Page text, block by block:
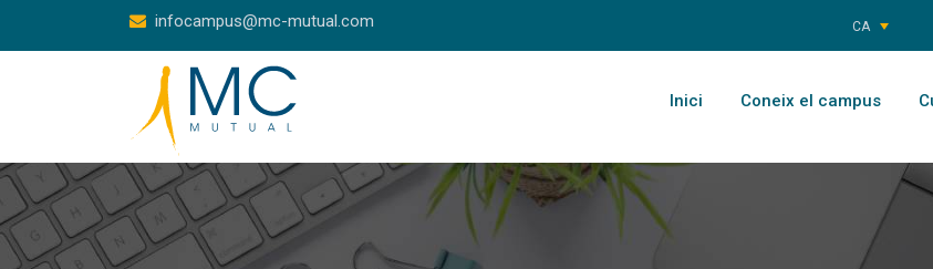
infocampus@mc-mutual.com CA
Inici Coneix el campus